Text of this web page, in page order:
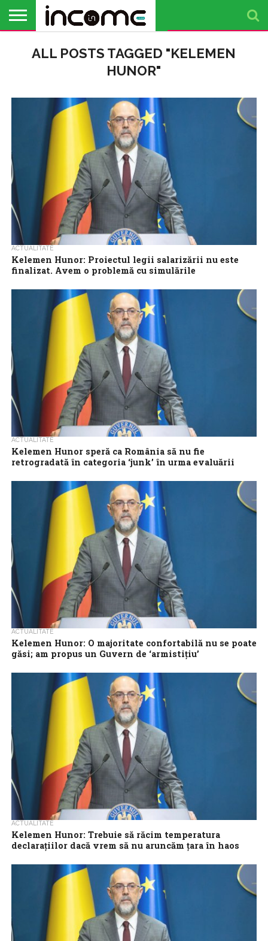
PROFIL DE
ANTREPRENOR
BUSINESS
ANALIZE
OPINII
FINANȚE
PERSONALE
TIMP
LIBER
ALL POSTS TAGGED "KELEMEN
HUNOR"
ACTUALITATE
Kelemen Hunor: Proiectul legii salarizării nu este
finalizat. Avem o problemă cu simulările
proiectul legii salarizării încă nu a fost finalizat, fiind, în opinia sa,
o ‘problemă...
ACTUALITATE
Kelemen Hunor speră ca România să nu fie
retrogradată în categoria ‘junk’ în urma evaluării
Președintele UDMR, Kelemen Hunor, a declarat luni seară, că
speră ca România să nu fie retrogradată în categoria
nerecomandată investițiilor (‘junk’) în...
ACTUALITATE
Kelemen Hunor: O majoritate confortabilă nu se poate
găsi; am propus un Guvern de ‘armistițiu’
la consultările de la Cotroceni, un Guvern de ‘armistițiu’, fiindcă o
majoritate...
ACTUALITATE
Kelemen Hunor: Trebuie să răcim temperatura
declaraţiilor dacă vrem să nu aruncăm ţara în haos
trebuie să răcească temperatura declaraţiilor dacă vor să nu
arunce ţara în haos,...